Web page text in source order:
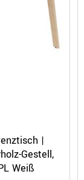
|
Gestell,
Weiß